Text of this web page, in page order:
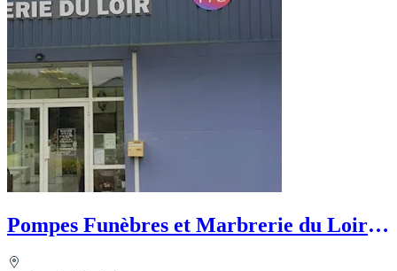
Pompes Funèbres et Marbrerie du Loir -